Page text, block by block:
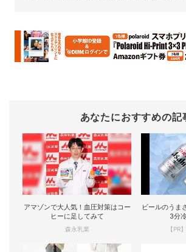
あなたにおすすめの記
アマゾンで大人気！血圧対策はコー
ヒーに足してみて
森永乳業
ビールのうま
3分
【PR